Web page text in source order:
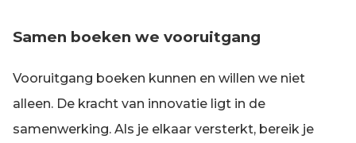
Samen boeken we vooruitgang
Vooruitgang boeken kunnen en willen we niet
alleen. De kracht van innovatie ligt in de
samenwerking. Als je elkaar versterkt, bereik je